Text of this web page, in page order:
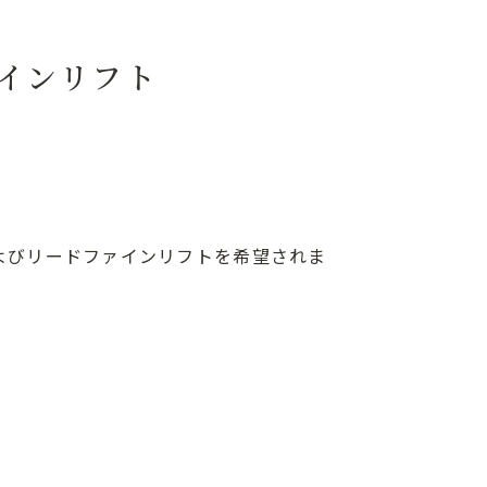
ンリフト
リードファインリフトを希望されま